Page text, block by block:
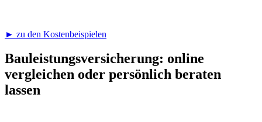
► zu den Kostenbeispielen
Bauleistungsversicherung: online
vergleichen oder persönlich beraten
lassen